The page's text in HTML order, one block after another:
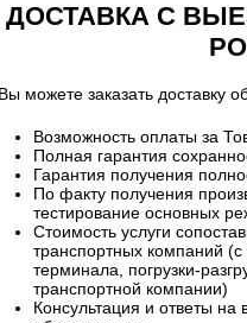
ДОСТАВКА С
можете заказать доставку
Возможность оплаты за
Полная гарантия
Гарантия получения
По факту получения
тестирование основных
Стоимость услуги
транспортных компаний
терминала, погрузки-
транспортной компании)
Консультация и ответы на